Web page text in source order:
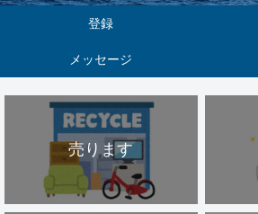
登録
メッセージ
売ります